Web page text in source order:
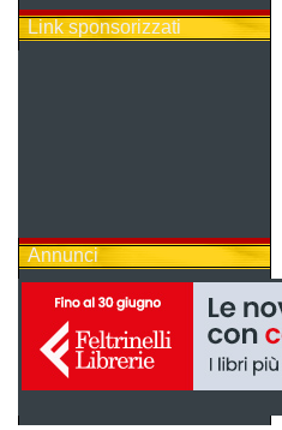
Link sponsorizzati
Annunci